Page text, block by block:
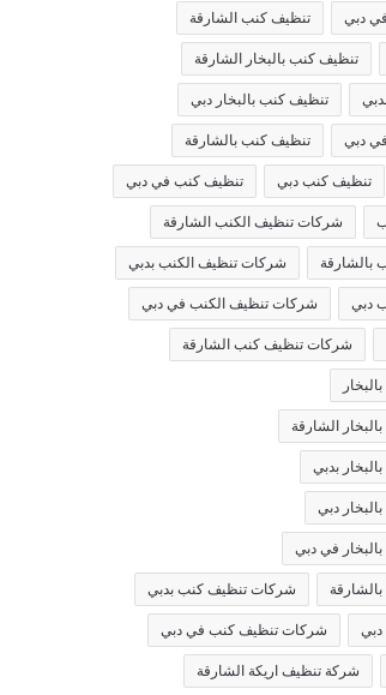
في دبي تنظيف كنب الشارقة
تنظيف كنب بالبخار الشارقة
تنظيف كنب بالبخار دبي
دبي تنظيف كنب بالشارقة
تنظيف كنب دبي تنظيف كنب في دبي
شركات تنظيف الكنب الشارقة
بالشارقة شركات تنظيف الكنب بدبي
دبي شركات تنظيف الكنب في دبي
شركات تنظيف كنب الشارقة
الشارقة
بدبي
دبي
في دبي
شركات تنظيف كنب بدبي
شركات تنظيف كنب في دبي
شركة تنظيف اريكة الشارقة